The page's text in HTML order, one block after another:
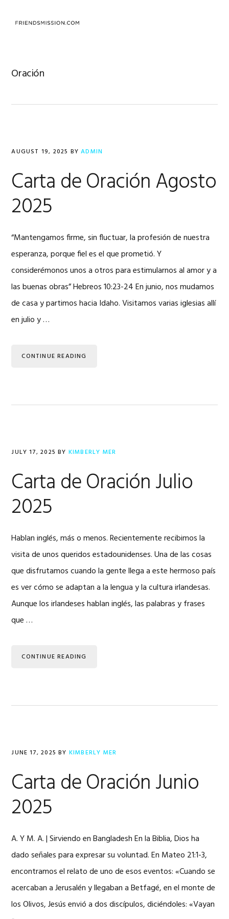
Oración
AUGUST 19, 2025 BYADMIN
Carta de Oración Agosto
2025
“Mantengamos firme, sin fluctuar, la profesión de nuestra
esperanza, porque fiel es el que prometió. Y
considerémonos unos a otros para estimularnos al amor y a
las buenas obras” Hebreos 10:23-24 En junio, nos mudamos
de casa y partimos hacia Idaho. Visitamos varias iglesias allí
en julio y …
CONTINUE READING
JULY 17, 2025 BY KIMBERLY MER
Carta de Oración Julio
2025
Hablan inglés, más o menos. Recientemente recibimos la
visita de unos queridos estadounidenses. Una de las cosas
que disfrutamos cuando la gente llega a este hermoso país
es ver cómo se adaptan a la lengua y la cultura irlandesas.
Aunque los irlandeses hablan inglés, las palabras y frases
que …
CONTINUE READING
JUNE 17, 2025 BY KIMBERLY MER
Carta de Oración Junio
2025
A. Y M. A. | Sirviendo en Bangladesh En la Biblia, Dios ha
dado señales para expresar su voluntad. En Mateo 21:1-3,
encontramos el relato de uno de esos eventos: «Cuando se
acercaban a Jerusalén y llegaban a Betfagé, en el monte de
los Olivos, Jesús envió a dos discípulos, diciéndoles: «Vayan